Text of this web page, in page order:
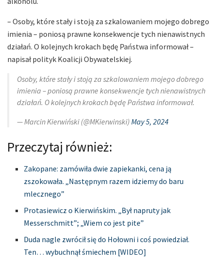
– Osoby, które stały i stoją za szkalowaniem mojego dobrego
imienia – poniosą prawne konsekwencje tych nienawistnych
działań. O kolejnych krokach będę Państwa informował –
napisał polityk Koalicji Obywatelskiej.
Osoby, które stały i stoją za szkalowaniem mojego dobrego
imienia – poniosą prawne konsekwencje tych nienawistnych
działań. O kolejnych krokach będę Państwa informował.
— Marcin Kierwiński (@MKierwinski) May 5, 2024
Przeczytaj również:
Zakopane: zamówiła dwie zapiekanki, cena ją
zszokowała. „Następnym razem idziemy do baru
mlecznego”
Protasiewicz o Kierwińskim. „Był napruty jak
Messerschmitt”; „Wiem co jest pite”
Duda nagle zwrócił się do Hołowni i coś powiedział.
Ten… wybuchnął śmiechem [WIDEO]